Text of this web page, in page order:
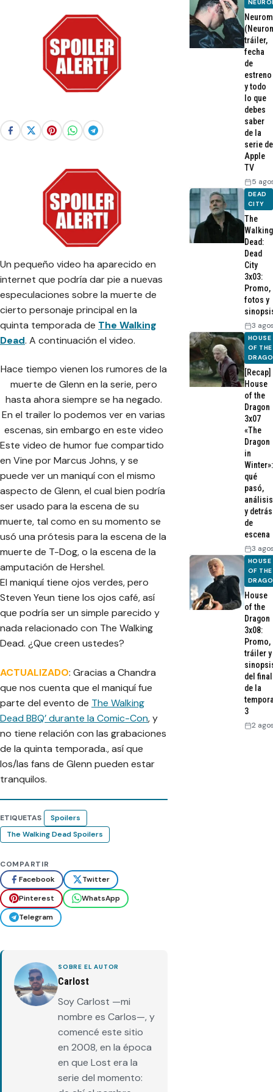
Un pequeño video ha aparecido en
internet que podría dar pie a nuevas
especulaciones sobre la muerte de
cierto personaje principal en la
quinta temporada de The Walking
Dead. A continuación el video.
Hace tiempo vienen los rumores de la
muerte de Glenn en la serie, pero
hasta ahora siempre se ha negado.
En el trailer lo podemos ver en varias
escenas, sin embargo en este video
Este video de humor fue compartido
en Vine por Marcus Johns, y se
puede ver un maniquí con el mismo
aspecto de Glenn, el cual bien podría
ser usado para la escena de su
muerte, tal como en su momento se
usó una prótesis para la escena de la
muerte de T-Dog, o la escena de la
amputación de Hershel.
El maniquí tiene ojos verdes, pero
Steven Yeun tiene los ojos café, así
que podría ser un simple parecido y
nada relacionado con The Walking
Dead. ¿Que creen ustedes?
ACTUALIZADO: Gracias a Chandra
que nos cuenta que el maniquí fue
parte del evento de The Walking
Dead BBQ’ durante la Comic-Con, y
no tiene relación con las grabaciones
de la quinta temporada., así que
los/las fans de Glenn pueden estar
tranquilos.
ETIQUETAS
Spoilers
The Walking Dead Spoilers
COMPARTIR
Facebook
Twitter
Pinterest
WhatsApp
Telegram
SOBRE EL AUTOR
Carlost
Soy Carlost —mi
nombre es Carlos—, y
comencé este sitio
en 2008, en la época
en que Lost era la
serie del momento:
tráiler,
fecha
de
estreno
y todo
lo que
debes
saber
de la
serie de
Apple
TV
5
DEAD
CITY
The
Walking
Dead:
Dead
City
3x03:
Promo,
fotos y
3
HOUSE
OF THE
[Recap]
House
of the
Dragon
3x07
«The
Dragon
in
Winter»:
qué
pasó,
análisis
y detrás
de
escena
3
HOUSE
OF THE
House
of the
Dragon
3x08:
Promo,
tráiler y
del final
de la
3
2